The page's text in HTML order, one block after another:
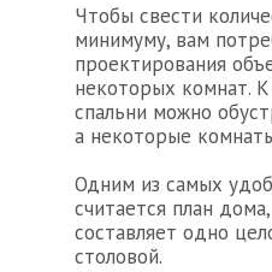
Чтобы свести
минимуму, вам
проектирования
некоторых комнат.
спальни можно
а некоторые
Одним из самых
считается план
составляет одно
столовой.